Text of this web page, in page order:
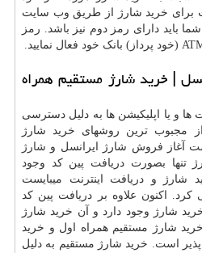
برای خرید شارژ از طریق وب سایت
باید دارای رمز دوم نیز باشد. رمز
| خرید شارژ مستقیم همراه
و یا اپلیکیشن ها به دلیل دسترسی
یکی از مجبوب ترین روشهای خرید شارژ
آغاز فروش شارژ ایرانسل و شارژ
تنها بصورت دریافت پین کد وجود
و دریافت اینترنت میبایست
اکنون علاوه بر دریافت پین کد
شارژ وجود دارد و آن خرید شارژ
شارژ مستقیم همراه اول و خرید
است. خرید شارژ مستقیم به دلیل